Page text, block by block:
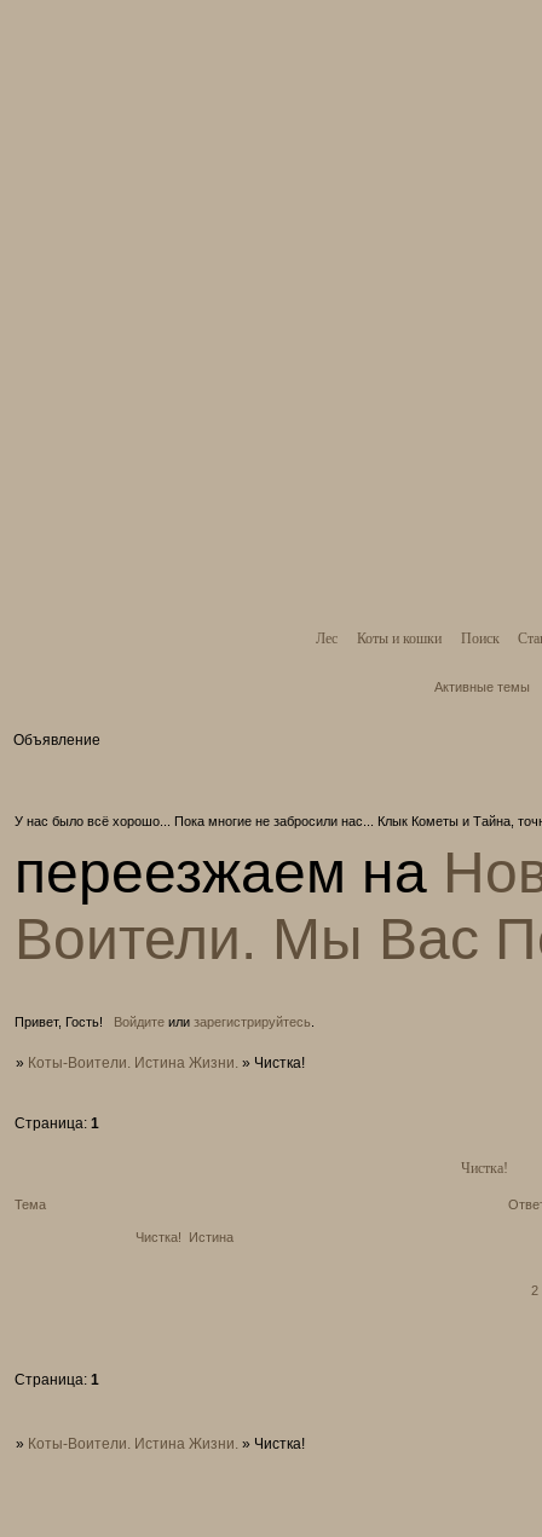
Лес Коты и кошки Поиск
Активные темы
Объявление
У нас было всё хорошо... Пока многие не забросили нас... Клык Кометы и Тайна,
переезжаем на
Воители. Мы Вас
Привет, Гость! Войдитеили зарегистрируйтесь
» Коты-Воители. Истина Жизни. » Чистка!
Чистка!
Страница:1
Тема
Чистка! Истина
2
Страница:1
» Коты-Воители. Истина Жизни. » Чистка!